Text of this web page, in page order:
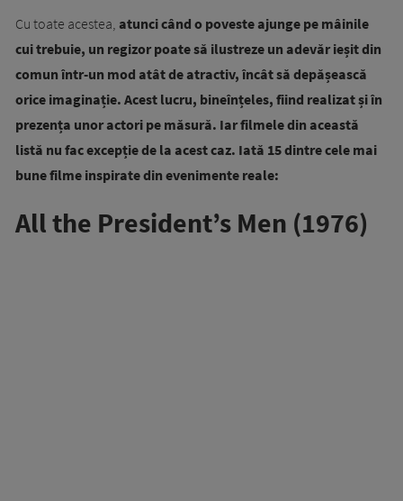
Cu toate acestea, atunci când o poveste ajunge pe mâinile
cui trebuie, un regizor poate să ilustreze un adevăr ieșit din
comun într-un mod atât de atractiv, încât să depășească
orice imaginație. Acest lucru, bineînțeles, fiind realizat și în
prezența unor actori pe măsură. Iar filmele din această
listă nu fac excepție de la acest caz. Iată 15 dintre cele mai
bune filme inspirate din evenimente reale:
All the President’s Men (1976)